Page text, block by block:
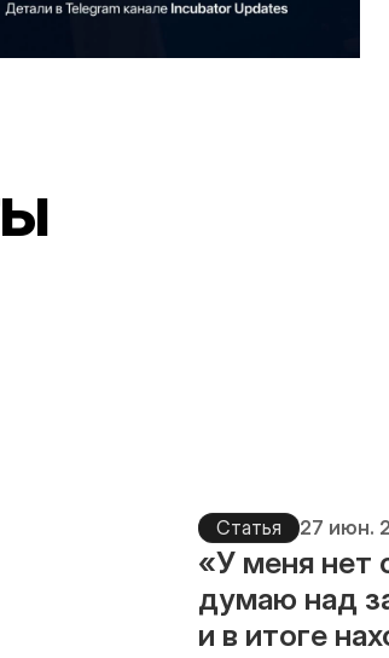
Статья 27 июн.
«У меня нет
думаю над
и в итоге